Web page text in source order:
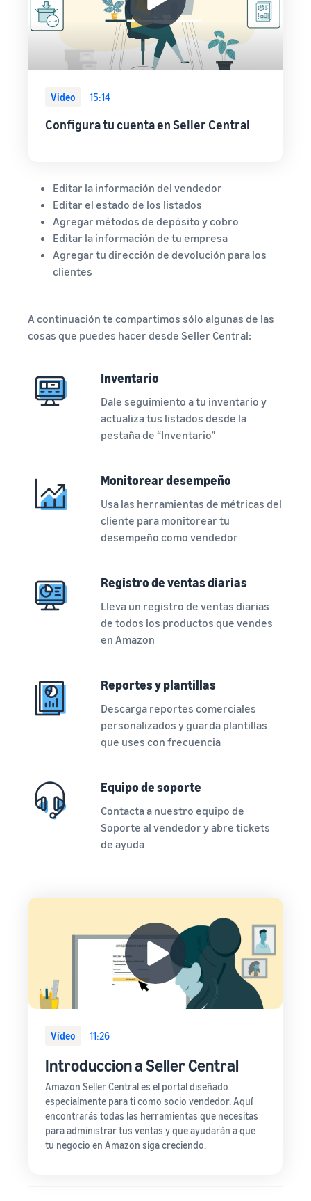
Video 15:14
Configura tu cuenta en Seller Central
Editar la información del vendedor
Editar el estado de los listados
Agregar métodos de depósito y cobro
Editar la información de tu empresa
Agregar tu dirección de devolución para los
clientes
A continuación te compartimos sólo algunas de las
cosas que puedes hacer desde Seller Central:
Inventario
Dale seguimiento a tu inventario y
actualiza tus listados desde la
pestaña de “Inventario”
Monitorear desempeño
Usa las herramientas de métricas del
cliente para monitorear tu
desempeño como vendedor
Registro de ventas diarias
Lleva un registro de ventas diarias
de todos los productos que vendes
en Amazon
Reportes y plantillas
Descarga reportes comerciales
personalizados y guarda plantillas
que uses con frecuencia
Equipo de soporte
Contacta a nuestro equipo de
Soporte al vendedor y abre tickets
de ayuda
Vídeo 11:26
Introduccion a Seller Central
Amazon Seller Central es el portal diseñado
especialmente para ti como socio vendedor. Aquí
encontrarás todas las herramientas que necesitas
para administrar tus ventas y que ayudarán a que
tu negocio en Amazon siga creciendo.